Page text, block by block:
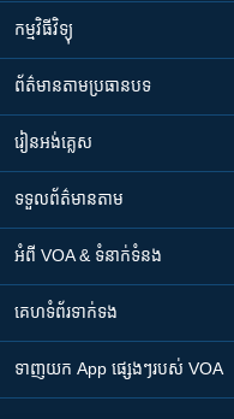
កម្មវិធី​វិទ្យុ
ព័ត៌មាន​តាមប្រធានបទ​
រៀន​​អង់គ្លេស
ទទួល​ព័ត៌មាន​តាម
អំពី​ VOA & ទំនាក់ទំនង
គេហទំព័រ​​ទាក់ទង
ទាញយក​ App ផ្សេងៗ​របស់​ VOA